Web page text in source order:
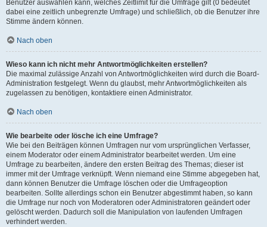
Benutzer auswählen kann, welches Zeitlimit für die Umfrage gilt (0 bedeutet
dabei eine zeitlich unbegrenzte Umfrage) und schließlich, ob die Benutzer ihre
Stimme ändern können.
Nach oben
Wieso kann ich nicht mehr Antwortmöglichkeiten erstellen?
Die maximal zulässige Anzahl von Antwortmöglichkeiten wird durch die Board-
Administration festgelegt. Wenn du glaubst, mehr Antwortmöglichkeiten als
zugelassen zu benötigen, kontaktiere einen Administrator.
Nach oben
Wie bearbeite oder lösche ich eine Umfrage?
Wie bei den Beiträgen können Umfragen nur vom ursprünglichen Verfasser,
einem Moderator oder einem Administrator bearbeitet werden. Um eine
Umfrage zu bearbeiten, ändere den ersten Beitrag des Themas; dieser ist
immer mit der Umfrage verknüpft. Wenn niemand eine Stimme abgegeben hat,
dann können Benutzer die Umfrage löschen oder die Umfrageoption
bearbeiten. Sollte allerdings schon ein Benutzer abgestimmt haben, so kann
die Umfrage nur noch von Moderatoren oder Administratoren geändert oder
gelöscht werden. Dadurch soll die Manipulation von laufenden Umfragen
verhindert werden.